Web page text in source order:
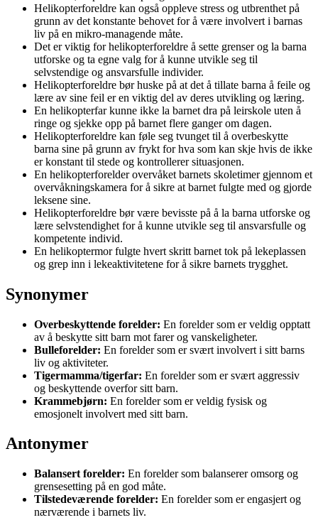
Helikopterforeldre kan også oppleve stress og utbrenthet på
grunn av det konstante behovet for å være involvert i barnas
liv på en mikro-managende måte.
Det er viktig for helikopterforeldre å sette grenser og la barna
utforske og ta egne valg for å kunne utvikle seg til
selvstendige og ansvarsfulle individer.
Helikopterforeldre bør huske på at det å tillate barna å feile og
lære av sine feil er en viktig del av deres utvikling og læring.
En helikopterfar kunne ikke la barnet dra på leirskole uten å
ringe og sjekke opp på barnet flere ganger om dagen.
Helikopterforeldre kan føle seg tvunget til å overbeskytte
barna sine på grunn av frykt for hva som kan skje hvis de ikke
er konstant til stede og kontrollerer situasjonen.
En helikopterforelder overvåket barnets skoletimer gjennom et
overvåkningskamera for å sikre at barnet fulgte med og gjorde
leksene sine.
Helikopterforeldre bør være bevisste på å la barna utforske og
lære selvstendighet for å kunne utvikle seg til ansvarsfulle og
kompetente individ.
En helikoptermor fulgte hvert skritt barnet tok på lekeplassen
og grep inn i lekeaktivitetene for å sikre barnets trygghet.
Synonymer
Overbeskyttende forelder: En forelder som er veldig opptatt
av å beskytte sitt barn mot farer og vanskeligheter.
Bulleforelder: En forelder som er svært involvert i sitt barns
liv og aktiviteter.
Tigermamma/tigerfar: En forelder som er svært aggressiv
og beskyttende overfor sitt barn.
Krammebjørn: En forelder som er veldig fysisk og
emosjonelt involvert med sitt barn.
Antonymer
Balansert forelder: En forelder som balanserer omsorg og
grensesetting på en god måte.
Tilstedeværende forelder: En forelder som er engasjert og
nærværende i barnets liv.